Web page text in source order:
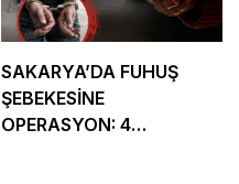
SAKARYA’DA FUHUŞ
ŞEBEKESİNE
OPERASYON: 4